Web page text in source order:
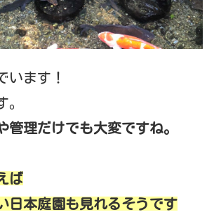
います！
。
管理だけでも大変ですね。
ば
日本庭園も見れるそうです